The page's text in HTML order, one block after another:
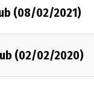
(08/02/2021)
(02/02/2020)